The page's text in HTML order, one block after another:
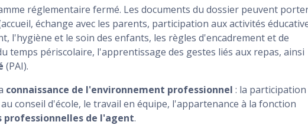
réglementaire fermé. Les documents du dossier peuvent
échange avec les parents, participation aux activités
l'hygiène et le soin des enfants, les règles d'encadrement et de
temps périscolaire, l'apprentissage des gestes liés aux repas, ainsi
(PAI).
connaissance de l'environnement professionnel : la participation
conseil d'école, le travail en équipe, l'appartenance à la fonction
professionnelles de l'agent.